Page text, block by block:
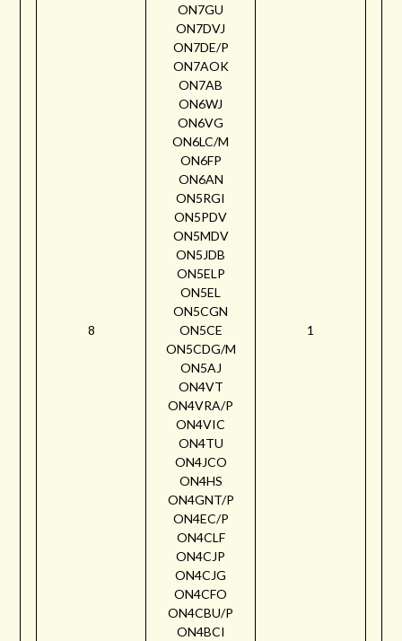
8
ON7GU
ON7DVJ
ON7DE/P
ON7AOK
ON7AB
ON6WJ
ON6VG
ON6LC/M
ON6FP
ON6AN
ON5RGI
ON5PDV
ON5MDV
ON5JDB
ON5ELP
ON5EL
ON5CGN
ON5CE
ON5CDG/M
ON5AJ
ON4VT
ON4VRA/P
ON4VIC
ON4TU
ON4JCO
ON4HS
ON4GNT/P
ON4EC/P
ON4CLF
ON4CJP
ON4CJG
ON4CFO
ON4CBU/P
ON4BCI
1